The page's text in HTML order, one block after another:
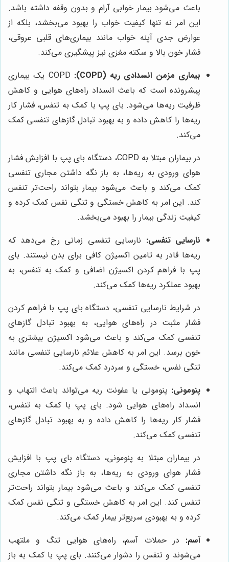
باعث می‌شود بیمار خوابی آرام و بدون وقفه داشته باشد.
این امر نه تنها کیفیت خواب را بهبود می‌بخشد، بلکه از
عوارض جدی آپنه خواب مانند بیماری‌های قلبی عروقی،
فشار خون بالا و سکته مغزی نیز پیشگیری می‌کند.
بیماری مزمن انسدادی ریه (COPD):
COPD یک بیماری
پیشرونده است که باعث انسداد راه‌های هوایی و کاهش
ظرفیت ریه‌ها می‌شود. بای پپ با کمک به تنفس، فشار کار
ریه‌ها را کاهش داده و به بهبود تبادل گازهای تنفسی کمک
می‌کند.
در بیماران مبتلا به COPD، دستگاه بای پپ با افزایش فشار
هوای ورودی به ریه‌ها، به باز نگه داشتن مجاری تنفسی
کمک می‌کند و باعث می‌شود بیمار بتواند راحت‌تر تنفس
کند. این امر به کاهش خستگی و تنگی نفس کمک کرده و
کیفیت زندگی بیمار را بهبود می‌بخشد.
نارسایی تنفسی: نارسایی تنفسی زمانی رخ می‌دهد که
ریه‌ها قادر به تامین اکسیژن کافی برای بدن نیستند. بای
پپ با فراهم کردن اکسیژن اضافی و کمک به تنفس، به
بهبود عملکرد ریه‌ها کمک می‌کند.
در شرایط نارسایی تنفسی، دستگاه بای پپ با فراهم کردن
فشار مثبت در راه‌های هوایی، به بهبود تبادل گازهای
تنفسی کمک می‌کند و باعث می‌شود اکسیژن بیشتری به
خون برسد. این امر به کاهش علائم نارسایی تنفسی مانند
تنگی نفس، خستگی و سردرد کمک می‌کند.
پنومونی: پنومونی یا عفونت ریه می‌تواند باعث التهاب و
انسداد راه‌های هوایی شود. بای پپ با کمک به تنفس،
فشار کار ریه‌ها را کاهش داده و به بهبود تبادل گازهای
تنفسی کمک می‌کند.
در بیماران مبتلا به پنومونی، دستگاه بای پپ با افزایش
فشار هوای ورودی به ریه‌ها، به باز نگه داشتن مجاری
تنفسی کمک می‌کند و باعث می‌شود بیمار بتواند راحت‌تر
تنفس کند. این امر به کاهش خستگی و تنگی نفس کمک
کرده و به بهبودی سریع‌تر بیمار کمک می‌کند.
آسم: در حملات آسم، راه‌های هوایی تنگ و ملتهب
می‌شوند و تنفس را دشوار می‌کنند. بای پپ با کمک به باز